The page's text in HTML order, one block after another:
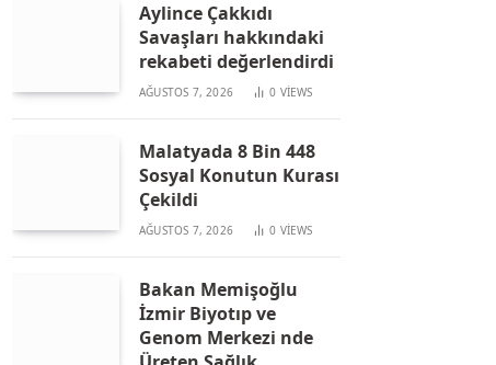
Aylince Çakkıdı
Savaşları hakkındaki
rekabeti değerlendirdi
AĞUSTOS 7, 2026 0 VIEWS
Malatyada 8 Bin 448
Sosyal Konutun Kurası
Çekildi
AĞUSTOS 7, 2026 0 VIEWS
Bakan Memişoğlu
İzmir Biyotıp ve
Genom Merkezi nde